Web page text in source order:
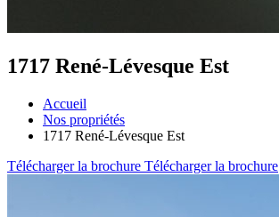
1717 René-Lévesque Est
Accueil
Nos propriétés
1717 René-Lévesque Est
Télécharger la brochure Télécharger la brochure